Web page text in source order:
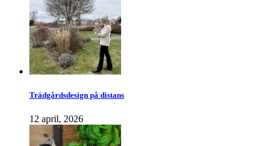
Trädgårdsdesign på distans
12 april, 2026